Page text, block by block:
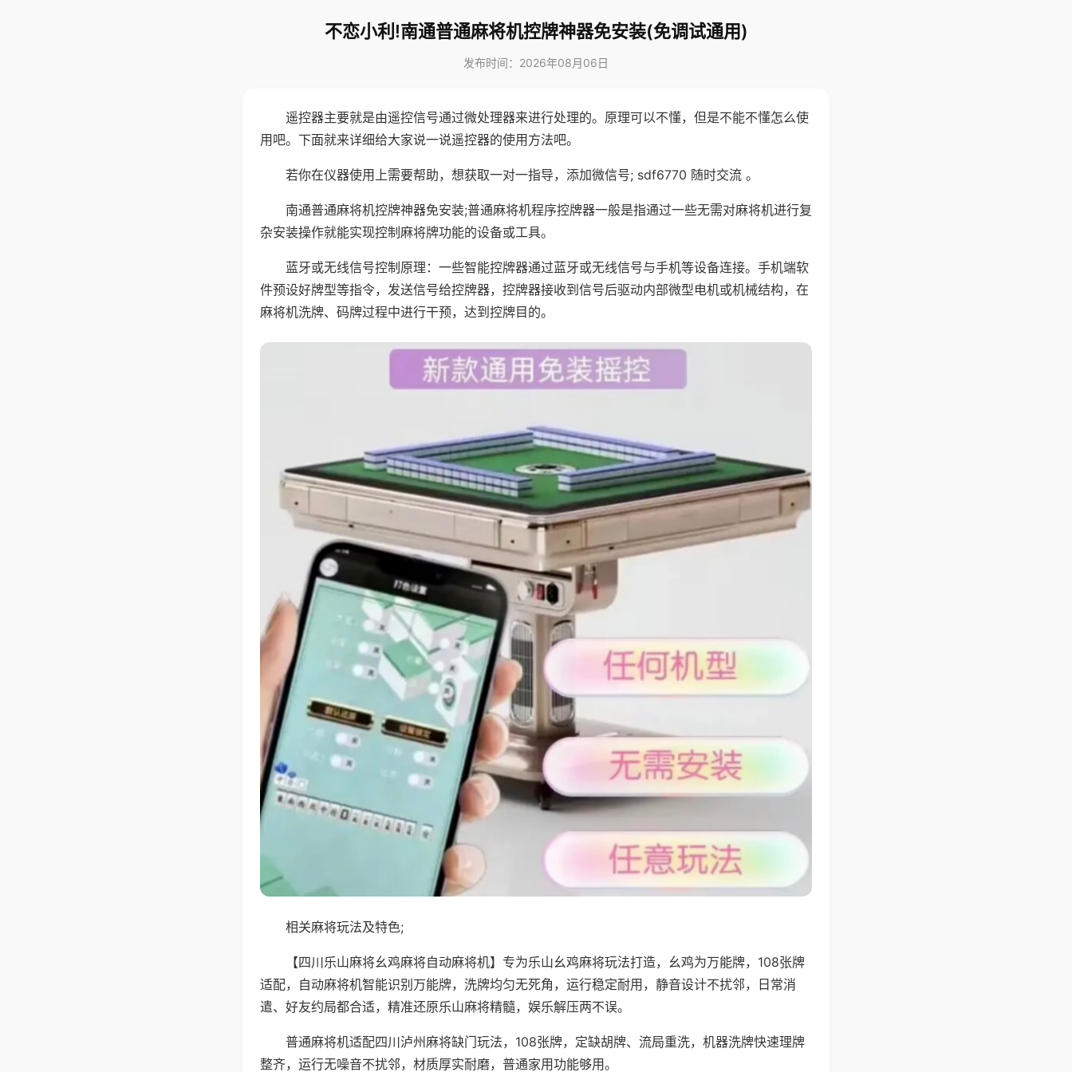
不恋小利!南通普通麻将机控牌神器免安装(免调试通用)
发布时间：2026年08月06日
遥控器主要就是由遥控信号通过微处理器来进行处理的。原理可以不懂，但是不能不懂怎么使
用吧。下面就来详细给大家说一说遥控器的使用方法吧。
若你在仪器使用上需要帮助，想获取一对一指导，添加微信号; sdf6770 随时交流 。
南通普通麻将机控牌神器免安装;普通麻将机程序控牌器一般是指通过一些无需对麻将机进行复
杂安装操作就能实现控制麻将牌功能的设备或工具。
蓝牙或无线信号控制原理：一些智能控牌器通过蓝牙或无线信号与手机等设备连接。手机端软
件预设好牌型等指令，发送信号给控牌器，控牌器接收到信号后驱动内部微型电机或机械结构，在
麻将机洗牌、码牌过程中进行干预，达到控牌目的。
相关麻将玩法及特色;
【四川乐山麻将幺鸡麻将自动麻将机】专为乐山幺鸡麻将玩法打造，幺鸡为万能牌，108张牌
适配，自动麻将机智能识别万能牌，洗牌均匀无死角，运行稳定耐用，静音设计不扰邻，日常消
遣、好友约局都合适，精准还原乐山麻将精髓，娱乐解压两不误。
普通麻将机适配四川泸州麻将缺门玩法，108张牌，定缺胡牌、流局重洗，机器洗牌快速理牌
整齐，运行无噪音不扰邻，材质厚实耐磨，普通家用功能够用。